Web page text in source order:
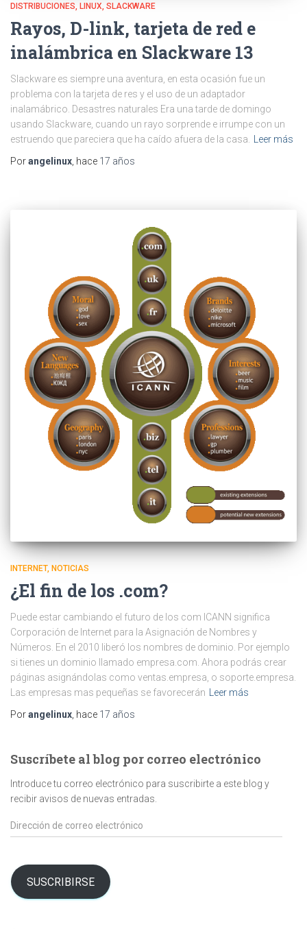
DISTRIBUCIONES LINUX SLACKWARE
Rayos, D-link, tarjeta de red e
inalámbrica en Slackware 13
Slackware es siempre una aventura, en esta ocasión fue un
problema con la tarjeta de res y el uso de un adaptador
inalamábrico. Desastres naturales Era una tarde de domingo
usando Slackware, cuando un rayo sorprende e irrumpe con un
estruendo que pareciera que ha caído afuera de la casa.
Leer más
Porangelinux , hace 17 años
INTERNET NOTICIAS
¿El fin de los .com?
Puede estar cambiando el futuro de los com ICANN significa
Corporación de Internet para la Asignación de Nombres y
Números. En el 2010 liberó los nombres de dominio. Por ejemplo
si tienes un dominio llamado empresa.com. Ahora podrás crear
páginas asignándolas como ventas.empresa, o soporte.empresa.
Las empresas mas pequeñas se favorecerán Leer más
Porangelinux, hace 17 años
Suscríbete al blog por correo electrónico
Introduce tu correo electrónico para suscribirte a este blog y
recibir avisos de nuevas entradas.
Dirección
de
electrónico
SUSCRIBIRSE